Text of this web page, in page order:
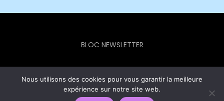
BLOC NEWSLETTER
Europe Info Hebdo © 2023 - Theme Focus Blog by
Creativ
Nous utilisons des cookies pour vous garantir la meilleure
expérience sur notre site web.